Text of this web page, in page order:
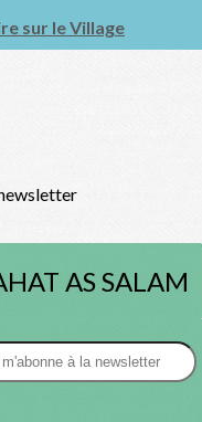
sur le Village
AS SALAM